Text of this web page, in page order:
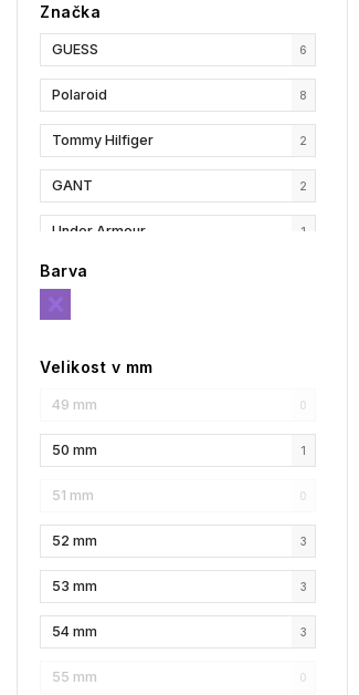
Značka
GUESS 6
Polaroid 8
Tommy Hilfiger 2
GANT 2
Under Armour 1
Liu Jo
MaxMara
MAX&Co.
Longchamp 5
HUGO 1
Karl Lagerfeld 4
Love Moschino 10
Pierre Cardin 4
Fossil 2
Web 2
Barva
Velikost v mm
49 mm 0
50 mm 1
51 mm 0
52 mm 3
53 mm 3
54 mm 3
55 mm 0